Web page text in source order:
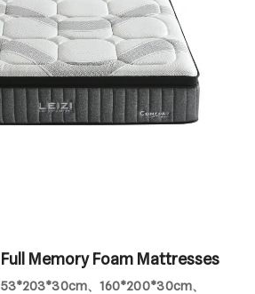
Memory Foam Mattresses
、160*200*30cm、